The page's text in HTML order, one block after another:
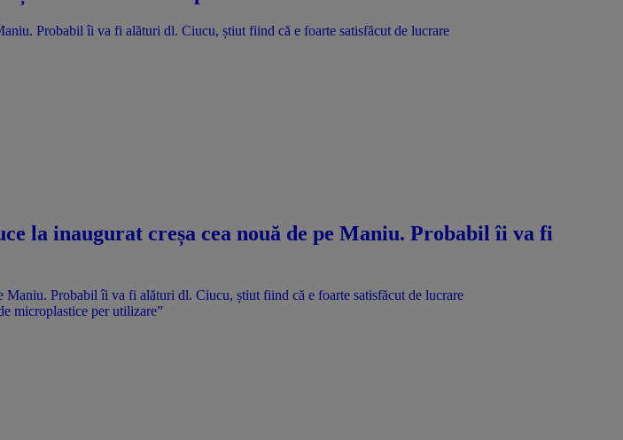
Probabil îi va fi alături dl. Ciucu, știut fiind că e foarte satisfăcut de lucrare
la inaugurat creșa cea nouă de pe Maniu. Probabil îi va fi
microplastice per utilizare”